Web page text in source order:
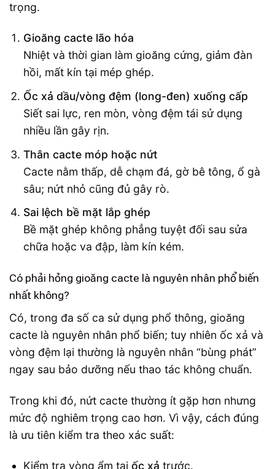
trọng.
Gioăng cacte lão hóa
Nhiệt và thời gian làm gioăng cứng, giảm đàn
hồi, mất kín tại mép ghép.
Ốc xả dầu/vòng đệm (long-đen) xuống cấp
Siết sai lực, ren mòn, vòng đệm tái sử dụng
nhiều lần gây rịn.
Thân cacte móp hoặc nứt
Cacte nằm thấp, dễ chạm đá, gờ bê tông, ổ gà
sâu; nứt nhỏ cũng đủ gây rò.
Sai lệch bề mặt lắp ghép
Bề mặt ghép không phẳng tuyệt đối sau sửa
chữa hoặc va đập, làm kín kém.
Có phải hỏng gioăng cacte là nguyên nhân phổ biến
nhất không?
Có, trong đa số ca sử dụng phổ thông, gioăng
cacte là nguyên nhân phổ biến; tuy nhiên ốc xả và
vòng đệm lại thường là nguyên nhân “bùng phát”
ngay sau bảo dưỡng nếu thao tác không chuẩn.
Trong khi đó, nứt cacte thường ít gặp hơn nhưng
mức độ nghiêm trọng cao hơn. Vì vậy, cách đúng
là ưu tiên kiểm tra theo xác suất:
Kiểm tra vòng ẩm tại ốc xả trước.